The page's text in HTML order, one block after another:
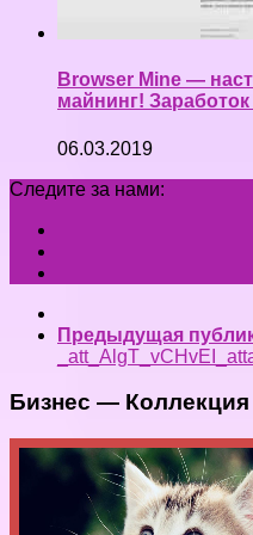
Browser Mine —
майнинг!
06.03.2019
Следите за нами:
Предыдущая
Бизнес — Коллекция